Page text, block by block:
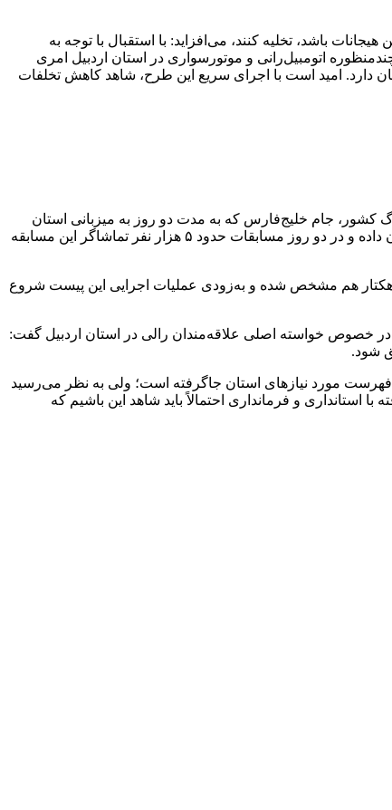
باشد، تخلیه کنند، می‌افزاید: با استقبال با توجه به
اتومبیل‌رانی و موتورسواری در استان اردبیل امری
دارد. امید است با اجرای سریع این طرح، شاهد کاهش تخلفات
کشور، جام خلیج‌فارس که به مدت دو روز به میزبانی استان
اردبیل در منطقه ویژه اقتصادی نمین برگزار شد، اظهار داشت: برگزاری این مسابقات شور و حال خاصی و هیجانی به ورزشکاران و تماشاگران داده و در دو روز مسابقات حدود ۵ هزار نفر تماشاگر این مسابقه
در همین مصاحبه از راه‌اندازی پیست موتورسواری و اتومبیل‌رانی در اردبیل خبر داد و گفته بود: زمین مورد نظر این پیست در مساحت ۲۰ هکتار هم مشخص شده و به‌زودی عملیات اجرایی این پیست شروع
در خصوص خواسته اصلی علاقه‌مندان رالی در استان اردبیل گفت:
شود.
مورد نیازهای استان جاگرفته است؛ ولی به نظر می‌رسید
و فرمانداری احتمالاً باید شاهد این باشیم که